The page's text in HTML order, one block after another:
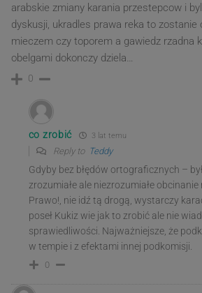
arabskie zmiany karania przestepcow i
dyskusji, ukradles prawa reka to
mieczem czy toporem a gawiedz rzadna
obelgami dokonczy dziela…
0
co zrobić 3 lat temu
Reply to Teddy
Gdyby bez błędów ortograficznych –
zrozumiałe ale niezrozumiałe obcinanie
Prawo!, nie idź tą drogą, wystarczy
poseł Kukiz wie jak to zrobić ale nie
sprawiedliwości. Najważniejsze, że
w tempie i z efektami innej podkomisji.
0